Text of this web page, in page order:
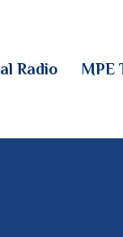
Radio MPE